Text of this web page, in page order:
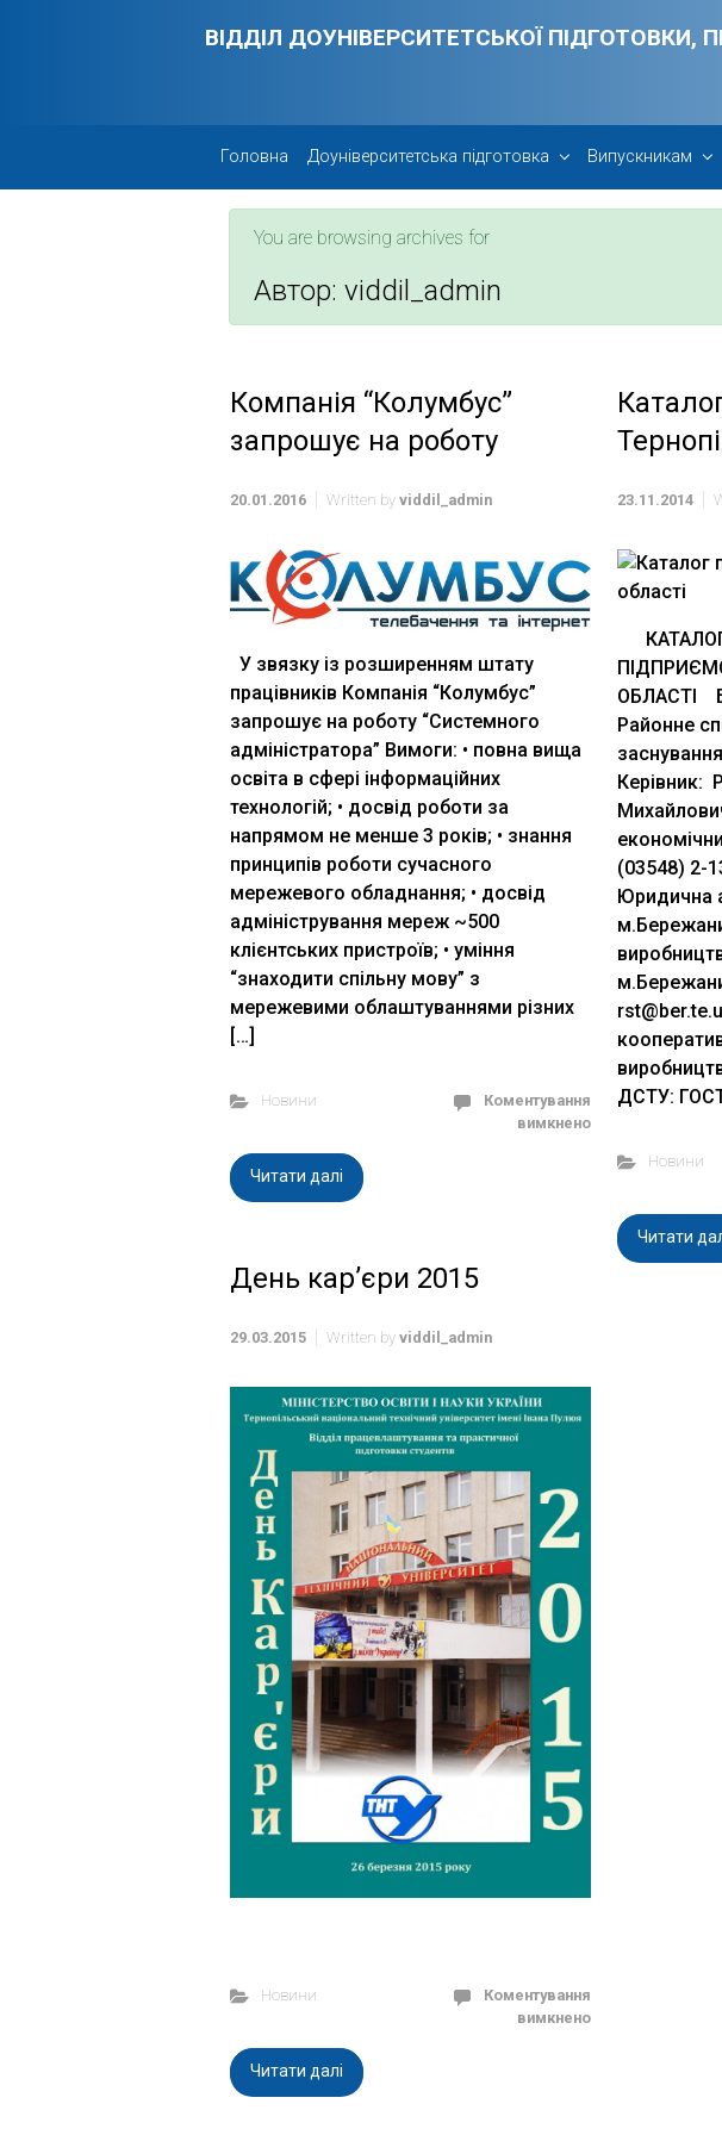
ВІДДІЛ ДОУНІВЕРСИТЕТСЬКОЇ
Головна Доуніверситетська підготовка Випускникам
You are browsing archives for
Автор: viddil_admin
Компанія “Колумбус”
запрошує на роботу
20.01.2016 Written by viddil_admin
У звязку із розширенням штату
працівників Компанія “Колумбус”
запрошує на роботу “Системного
адміністратора” Вимоги: • повна вища
освіта в сфері інформаційних
технологій; • досвід роботи за
напрямом не менше 3 років; • знання
принципів роботи сучасного
мережевого обладнання; • досвід
адміністрування мереж ~500
клієнтських пристроїв; • уміння
“знаходити спільну мову” з
мережевими облаштуваннями різних
[…]
Новини
Коментування
вимкнено
Читати далі
День кар’єри 2015
29.03.2015 Written by viddil_admin
Новини
Коментування
вимкнено
Читати далі
23.11.2014
ОБЛАСТІ
Районне
Керівник:
(03548) 2-
Юридична
ДСТУ:
Новини
Читати